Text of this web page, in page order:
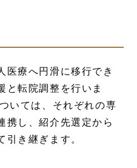
医療へ円滑に移行でき
と転院調整を行いま
いては、それぞれの専
携し、紹介先選定から
引き継ぎます。